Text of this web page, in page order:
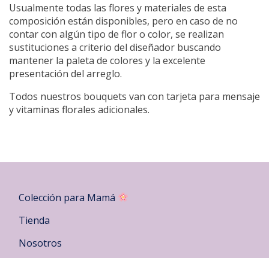
Usualmente todas las flores y materiales de esta
composición están disponibles, pero en caso de no
contar con algún tipo de flor o color, se realizan
sustituciones a criterio del diseñador buscando
mantener la paleta de colores y la excelente
presentación del arreglo.
Todos nuestros bouquets van con tarjeta para mensaje
y vitaminas florales adicionales.
Colección para Mamá
Tienda
Nosotros